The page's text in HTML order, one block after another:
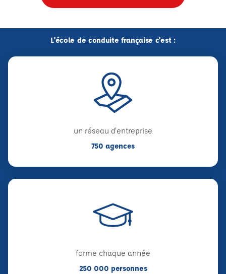
L'école de conduite française c'est :
un réseau d'entreprise
750 agences
forme chaque année
250 000 personnes